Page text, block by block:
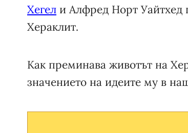
Хегел и Алфред Норт Уайтхед
Хераклит.
Как преминава животът на
значението на идеите му в